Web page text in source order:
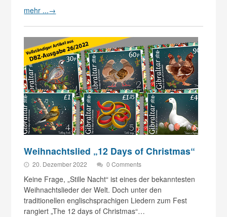
mehr ...→
Weihnachtslied „12 Days of Christmas“
20. Dezember 2022 0 Comments
Keine Frage, „Stille Nacht“ ist eines der bekanntesten
Weihnachtslieder der Welt. Doch unter den
traditionellen englischsprachigen Liedern zum Fest
rangiert „The 12 days of Christmas“…